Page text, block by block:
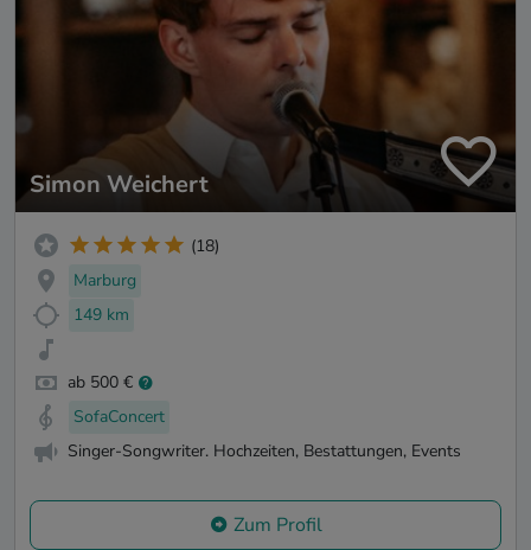
Simon Weichert
(18)
Marburg
149 km
ab 500 €
SofaConcert
Singer-Songwriter. Hochzeiten, Bestattungen, Events
Zum Profil